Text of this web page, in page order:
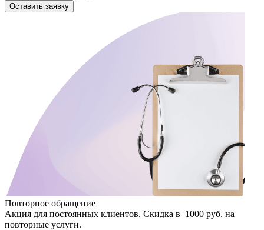
Оставить заявку
Повторное обращение
Акция для постоянных клиентов. Скидка в 1000 руб. на
повторные услуги.